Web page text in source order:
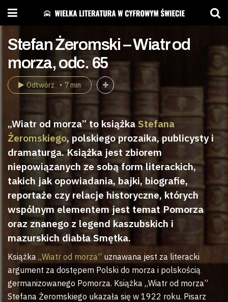
Stefan Żeromski – Wiatr od
morza, odc. 65
Odtwórz 7 min
„Wiatr od morza” to książka Stefana
Żeromskiego, polskiego prozaika, publicysty i
dramaturga. Książka jest zbiorem
niepowiązanych ze sobą form literackich,
takich jak opowiadania, bajki, biografie,
reportaże czy relacje historyczne, których
wspólnym elementem jest temat Pomorza
oraz znanego z legend kaszubskich i
mazurskich diabła Smętka.
Książka „Wiatr od morza” uznawana jest za literacki
argument za dostępem Polski do morza i polskością
germanizowanego Pomorza. Książka „Wiatr od morza”
Stefana Żeromskiego ukazała się w 1922 roku. Pisarz